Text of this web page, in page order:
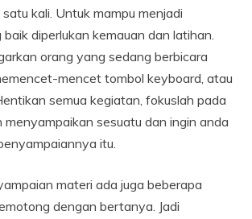
kali. Untuk mampu menjadi
diperlukan kemauan dan latihan.
orang yang sedang berbicara
mencet tombol keyboard, atau
semua kegiatan, fokuslah pada
menyampaikan sesuatu dan ingin anda
itu.
materi ada juga beberapa
dengan bertanya. Jadi